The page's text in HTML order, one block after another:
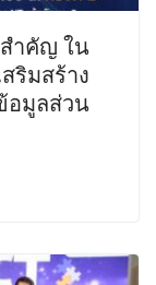
สำคัญ ใน
ริมสร้าง
อมูลส่วน